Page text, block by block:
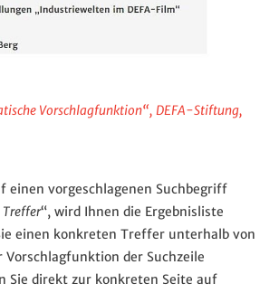
Vorschlagfunktion“, DEFA-Stiftung,
einen vorgeschlagenen Suchbegriff
Treffer“, wird Ihnen die Ergebnisliste
einen konkreten Treffer unterhalb von
Vorschlagfunktion der Suchzeile
Sie direkt zur konkreten Seite auf